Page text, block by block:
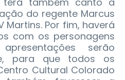
do regente Marcus
Martins. Por fim, haverá
com os personagens
serão
para que todos os
Cultural Colorado